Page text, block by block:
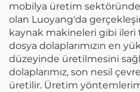
mobilya üretim
olan Luoyang'da
kaynak makineleri gibi ileri
dosya dolaplarımızın en
düzeyinde üretilmesini
dolaplarımız, son nesil
üretilir. Üretim